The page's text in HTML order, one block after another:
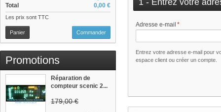
0,00 €
Total
Les prix sont TTC
Panier Commander
Promotions
Réparation de
compteur scenic 2...
179,00 €
1 - Entrez votre
Adresse e-mail *
Entrez votre adresse e-mail pour
espace client ou créer un compte.